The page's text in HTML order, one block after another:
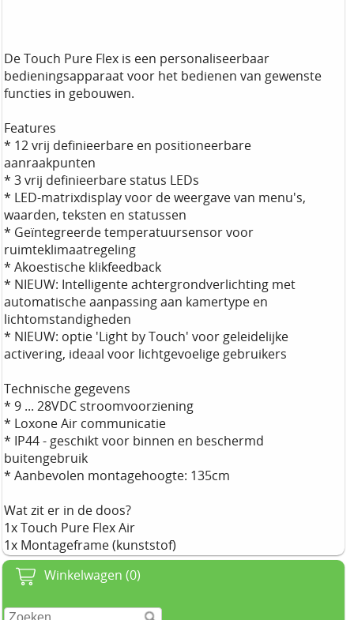
Winkelwagen (0)
De Touch Pure Flex is een personaliseerbaar
bedieningsapparaat voor het bedienen van gewenste
functies in gebouwen.
Features
* 12 vrij definieerbare en positioneerbare
aanraakpunten
* 3 vrij definieerbare status LEDs
* LED-matrixdisplay voor de weergave van menu's,
waarden, teksten en statussen
* Geïntegreerde temperatuursensor voor
ruimteklimaatregeling
* Akoestische klikfeedback
* NIEUW: Intelligente achtergrondverlichting met
automatische aanpassing aan kamertype en
lichtomstandigheden
* NIEUW: optie 'Light by Touch' voor geleidelijke
activering, ideaal voor lichtgevoelige gebruikers
Technische gegevens
* 9 ... 28VDC stroomvoorziening
* Loxone Air communicatie
* IP44 - geschikt voor binnen en beschermd
buitengebruik
* Aanbevolen montagehoogte: 135cm
Wat zit er in de doos?
1x Touch Pure Flex Air
1x Montageframe (kunststof)